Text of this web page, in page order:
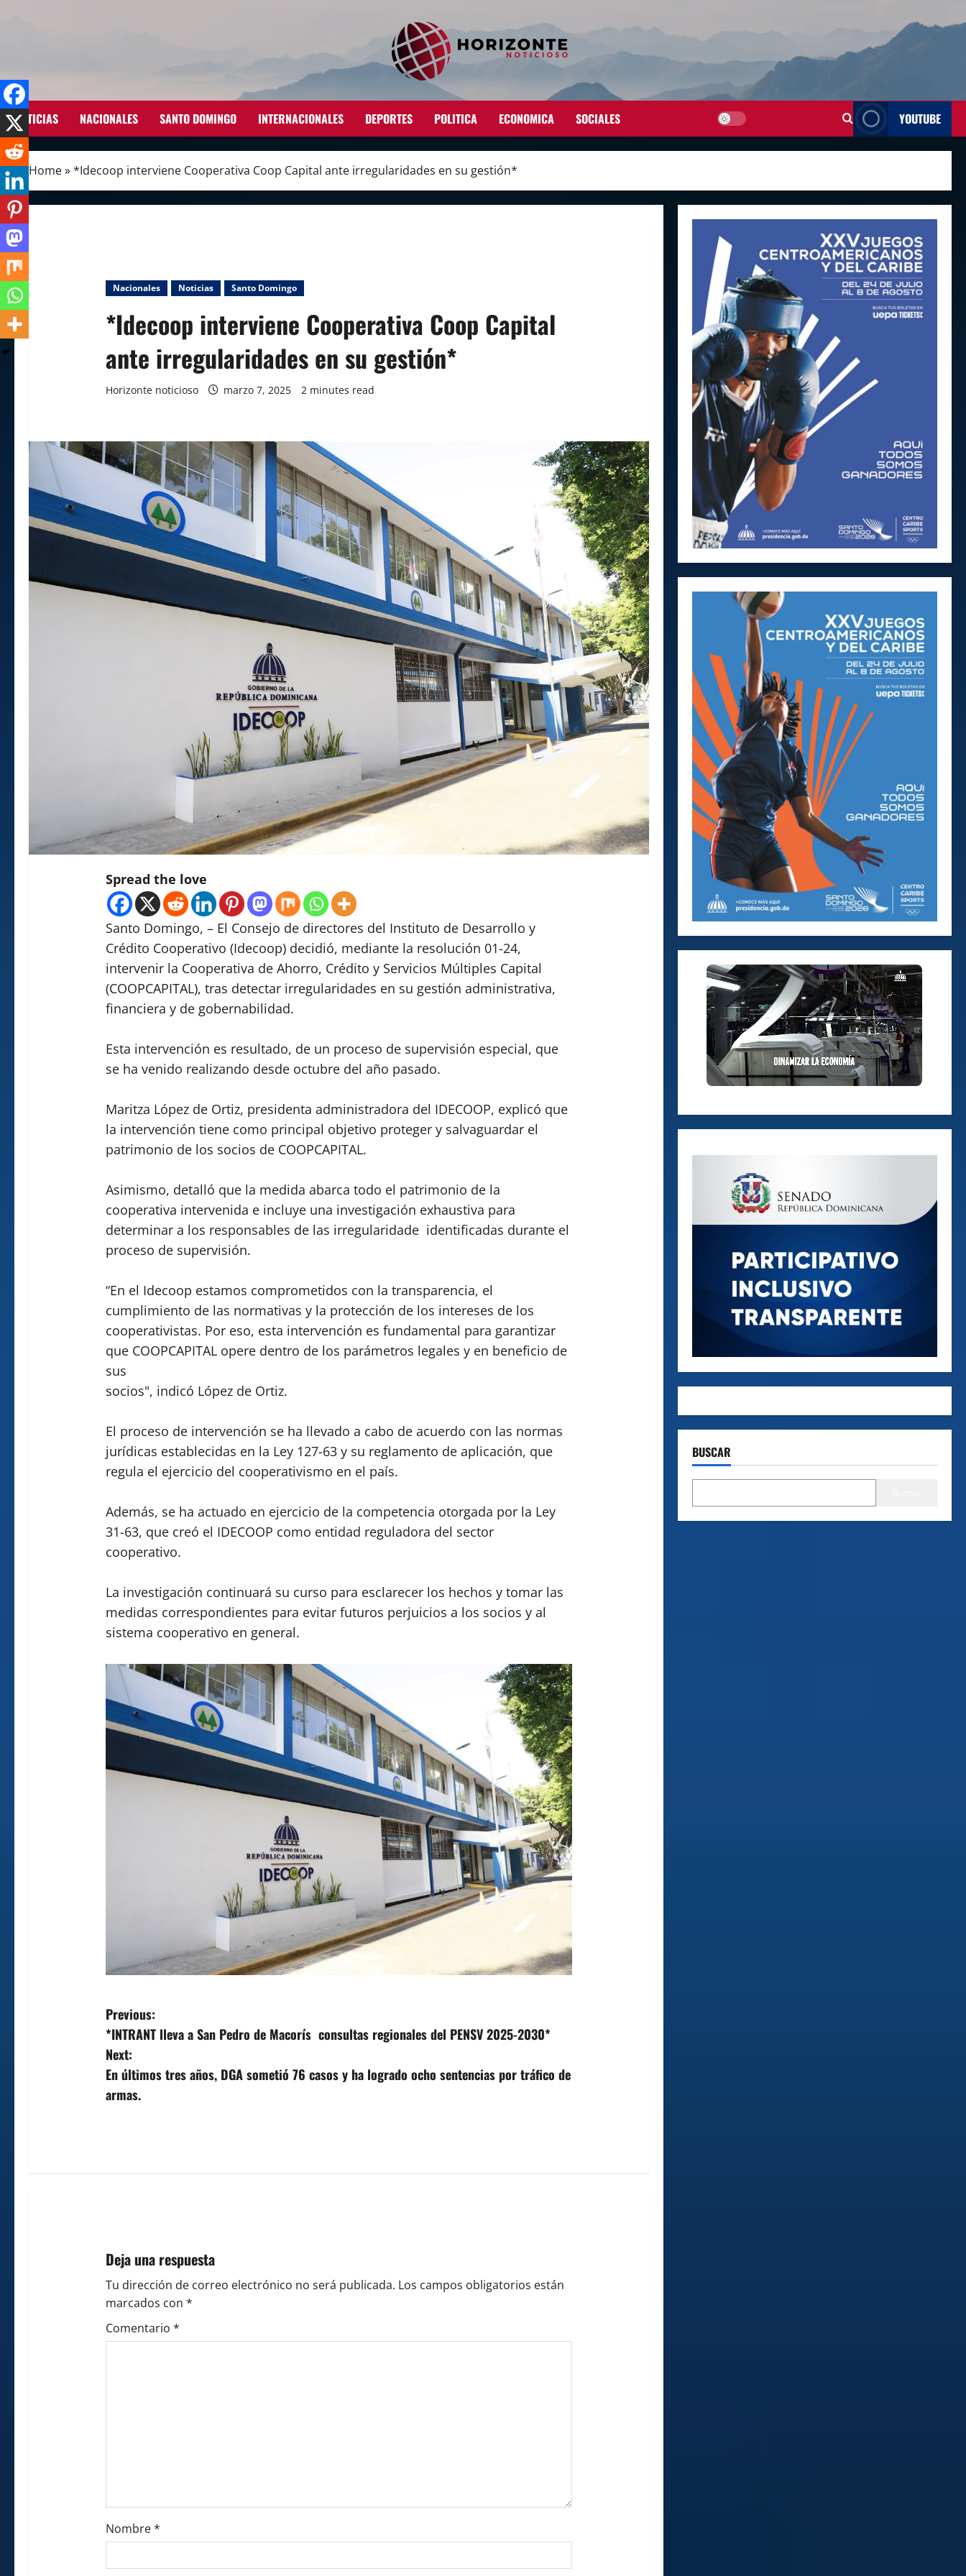
NOTICIAS NACIONALES SANTO DOMINGO INTERNACIONALES DEPORTES POLITICA ECONOMICA SOCIALES YOUTUBE
Home»*Idecoop interviene Cooperativa Coop Capital ante irregularidades en su gestión*
Nacionales Noticias Santo Domingo
*Idecoop interviene Cooperativa Coop Capital
ante irregularidades en su gestión*
Horizonte noticioso marzo 7, 2025 2 minutes read
Spread the love
Santo Domingo, – El Consejo de directores del Instituto de Desarrollo y
Crédito Cooperativo (Idecoop) decidió, mediante la resolución 01-24,
intervenir la Cooperativa de Ahorro, Crédito y Servicios Múltiples Capital
(COOPCAPITAL), tras detectar irregularidades en su gestión administrativa,
financiera y de gobernabilidad.
Esta intervención es resultado, de un proceso de supervisión especial, que
se ha venido realizando desde octubre del año pasado.
Maritza López de Ortiz, presidenta administradora del IDECOOP, explicó que
la intervención tiene como principal objetivo proteger y salvaguardar el
patrimonio de los socios de COOPCAPITAL.
Asimismo, detalló que la medida abarca todo el patrimonio de la
cooperativa intervenida e incluye una investigación exhaustiva para
determinar a los responsables de las irregularidade identificadas durante el
proceso de supervisión.
“En el Idecoop estamos comprometidos con la transparencia, el
cumplimiento de las normativas y la protección de los intereses de los
cooperativistas. Por eso, esta intervención es fundamental para garantizar
que COOPCAPITAL opere dentro de los parámetros legales y en beneficio de
sus
socios", indicó López de Ortiz.
El proceso de intervención se ha llevado a cabo de acuerdo con las normas
jurídicas establecidas en la Ley 127-63 y su reglamento de aplicación, que
regula el ejercicio del cooperativismo en el país.
Además, se ha actuado en ejercicio de la competencia otorgada por la Ley
31-63, que creó el IDECOOP como entidad reguladora del sector
cooperativo.
La investigación continuará su curso para esclarecer los hechos y tomar las
medidas correspondientes para evitar futuros perjuicios a los socios y al
sistema cooperativo en general.
P
o
s
t
g
a
t
i
Previous:
*INTRANT lleva a San Pedro de Macorís consultas regionales del PENSV 2025-2030*
Next:
En últimos tres años, DGA sometió 76 casos y ha logrado ocho sentencias por tráfico de
armas.
Deja una respuesta
Tu dirección de correo electrónico no será publicada. Los campos obligatorios están
marcados con *
Comentario *
Nombre*
BUSCAR